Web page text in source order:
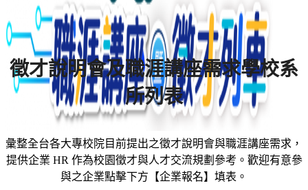
徵才說明會及職涯講座需求學校系
所列表
彙整全台各大專校院目前提出之徵才說明會與職涯講座需求，
提供企業 HR 作為校園徵才與人才交流規劃參考。歡迎有意參
與之企業點擊下方【企業報名】填表。